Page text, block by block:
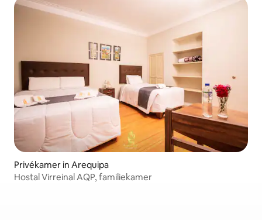
Privékamer in Arequipa
Hostal Virreinal AQP, familiekamer